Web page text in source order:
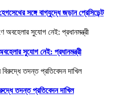
সঙ্গে বাগ্‌যুদ্ধে জড়ান প্রেসিডেন্ট
সুযোগ নেই: প্রধানমন্ত্রী
তদন্ত প্রতিবেদন দাখিল